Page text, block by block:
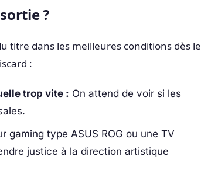
?
titre dans les meilleures conditions dès le
:
trop vite : On attend de voir si les
gaming type ASUS ROG ou une TV
justice à la direction artistique